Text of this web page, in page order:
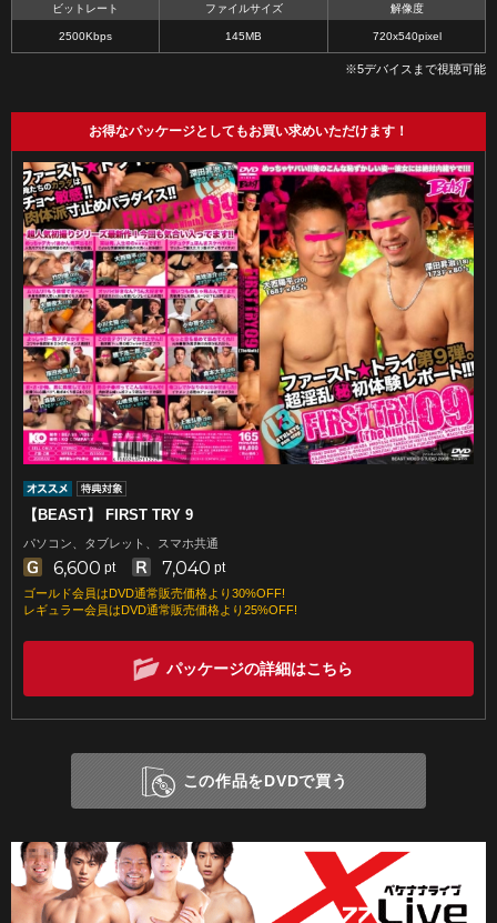
ビットレート ファイルサイズ 解像度
2500Kbps 145MB 720x540pixel
※5デバイスまで視聴可能
お得なパッケージとしてもお買い求めいただけます！
【BEAST】 FIRST TRY 9
パソコン、タブレット、スマホ共通
6,600 pt 7,040 pt
ゴールド会員はDVD通常販売価格より30%OFF!
レギュラー会員はDVD通常販売価格より25%OFF!
パッケージの詳細はこちら
この作品をDVDで買う